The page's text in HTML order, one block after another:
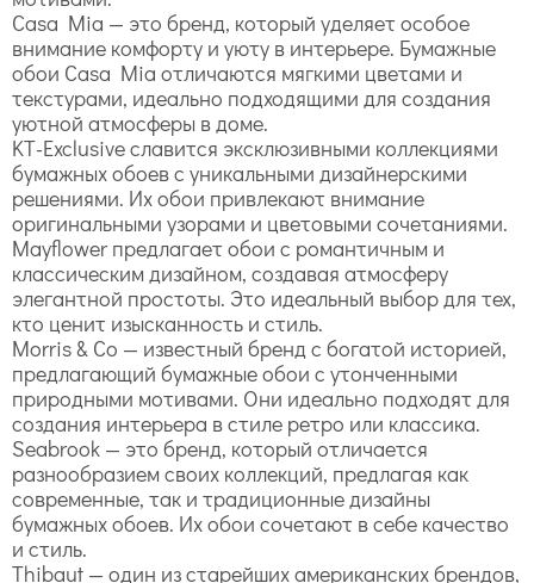
Casa Mia — это бренд, который уделяет особое
внимание комфорту и уюту в интерьере. Бумажные
обои Casa Mia отличаются мягкими цветами и
текстурами, идеально подходящими для создания
уютной атмосферы в доме.
KT-Exclusive славится эксклюзивными коллекциями
бумажных обоев с уникальными дизайнерскими
решениями. Их обои привлекают внимание
оригинальными узорами и цветовыми сочетаниями.
Mayflower предлагает обои с романтичным и
классическим дизайном, создавая атмосферу
элегантной простоты. Это идеальный выбор для тех,
кто ценит изысканность и стиль.
Morris & Co — известный бренд с богатой историей,
предлагающий бумажные обои с утонченными
природными мотивами. Они идеально подходят для
создания интерьера в стиле ретро или классика.
Seabrook — это бренд, который отличается
разнообразием своих коллекций, предлагая как
современные, так и традиционные дизайны
бумажных обоев. Их обои сочетают в себе качество
и стиль.
Thibaut — один из старейших американских брендов,